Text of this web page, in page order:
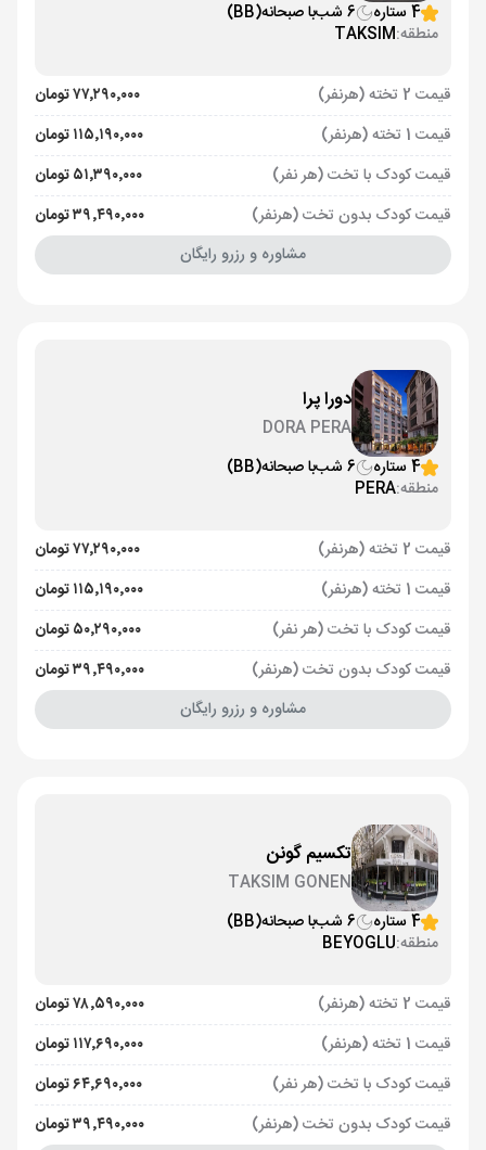
4 ستاره
6 شب با صبحانه(BB)
منطقه:TAKSIM
قیمت 2 تخته (هرنفر)
۷۷٬۲۹۰٬۰۰۰ تومان
قیمت 1 تخته (هرنفر)
۱۱۵٬۱۹۰٬۰۰۰ تومان
قیمت کودک با تخت (هر نفر)
۵۱٬۳۹۰٬۰۰۰ تومان
قیمت کودک بدون تخت (هرنفر)
۳۹٬۴۹۰٬۰۰۰ تومان
مشاوره و رزرو رایگان
دورا پرا
DORA PERA
4 ستاره
6 شب با صبحانه(BB)
منطقه:PERA
قیمت 2 تخته (هرنفر)
۷۷٬۲۹۰٬۰۰۰ تومان
قیمت 1 تخته (هرنفر)
۱۱۵٬۱۹۰٬۰۰۰ تومان
قیمت کودک با تخت (هر نفر)
۵۰٬۲۹۰٬۰۰۰ تومان
قیمت کودک بدون تخت (هرنفر)
۳۹٬۴۹۰٬۰۰۰ تومان
مشاوره و رزرو رایگان
تکسیم گونن
TAKSIM GONEN
4 ستاره
6 شب با صبحانه(BB)
منطقه:BEYOGLU
قیمت 2 تخته (هرنفر)
۷۸٬۵۹۰٬۰۰۰ تومان
قیمت 1 تخته (هرنفر)
۱۱۷٬۶۹۰٬۰۰۰ تومان
قیمت کودک با تخت (هر نفر)
۶۴٬۶۹۰٬۰۰۰ تومان
قیمت کودک بدون تخت (هرنفر)
۳۹٬۴۹۰٬۰۰۰ تومان